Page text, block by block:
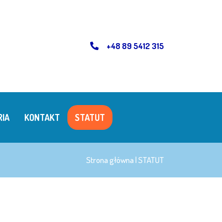
+48 89 5412 315
KONTAKT STATUT
Strona główna|STATUT